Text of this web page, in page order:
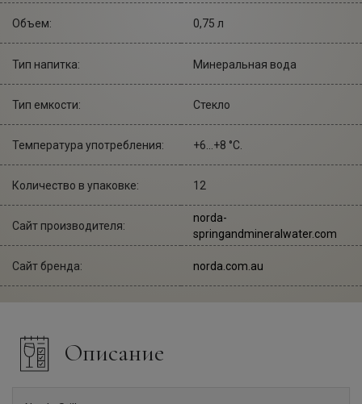
Объем: 0,75 л
Тип напитка: Минеральная вода
Тип емкости: Стекло
Температура употребления: +6...+8 °С.
Количество в упаковке: 12
Сайт производителя:
norda-
springandmineralwater.com
Сайт бренда: norda.com.au
Описание